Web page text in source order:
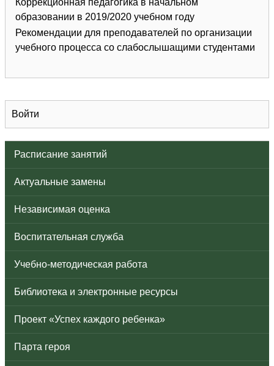
Войти
Расписание занятий
Актуальные замены
Независимая оценка
Воспитательная служба
Учебно-методическая работа
Библиотека и электронные ресурсы
Проект «Успех каждого ребенка»
Парта героя
Коррекционная педагогика в начальном
образовании в 2019/2020 учебном году
Рекомендации для преподавателей по организации
учебного процесса со слабослышащими студентами